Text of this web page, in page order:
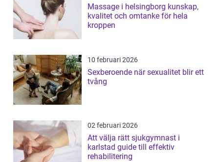
Massage i helsingborg kunskap,
kvalitet och omtanke för hela
kroppen
10 februari 2026
Sexberoende när sexualitet blir ett
tvång
02 februari 2026
Att välja rätt sjukgymnast i
karlstad guide till effektiv
rehabilitering